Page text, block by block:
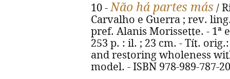
10 -Não há partes más /
Carvalho e Guerra ; rev.
pref. Alanis Morissette. - 1ª
253 p. : il. ; 23 cm. - Tít.
and restoring wholeness
model. - ISBN 978-989-787-